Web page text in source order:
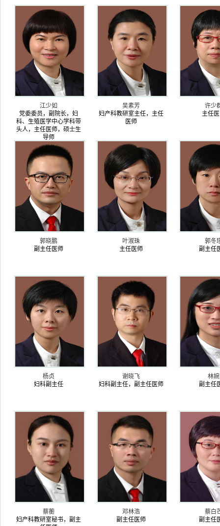
江少如
党委委员，副院长，妇
科、生殖医学中心学科带
头人，主任医师，硕士生
导师
吴素芳
妇产科教研室主任，主任
医师
许少
主任
郭晓鹏
副主任医师
叶淑珠
主任医师
郭冬
副主任
杨贞
妇科副主任
谢晓飞
妇科副主任，副主任医师
林婉
副主任
蔡蘅
妇产科教研室秘书，副主
邓林浩
副主任医师
蔡白
副主任